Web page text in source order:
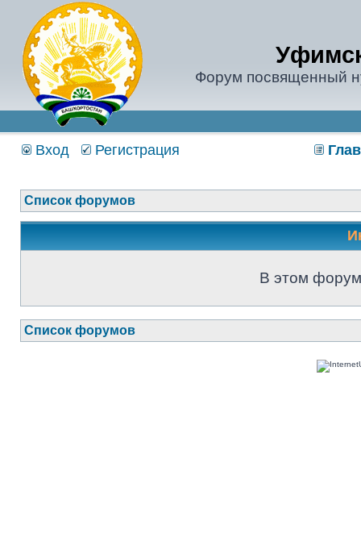
Форум посвященный
Вход Регистрация
Список форумов
В этом
Список форумов